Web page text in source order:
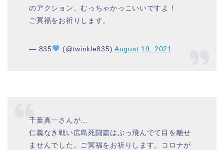
のアクション、むっちゃかっこいいですよ！
ご冥福をお祈りします。
— 835 (@twinkle835) August 19, 2021
千葉真一さんが…
仁義なき戦い広島死闘篇はぶっ飛んでて目を離せ
ませんでした。ご冥福をお祈りします。コロナが